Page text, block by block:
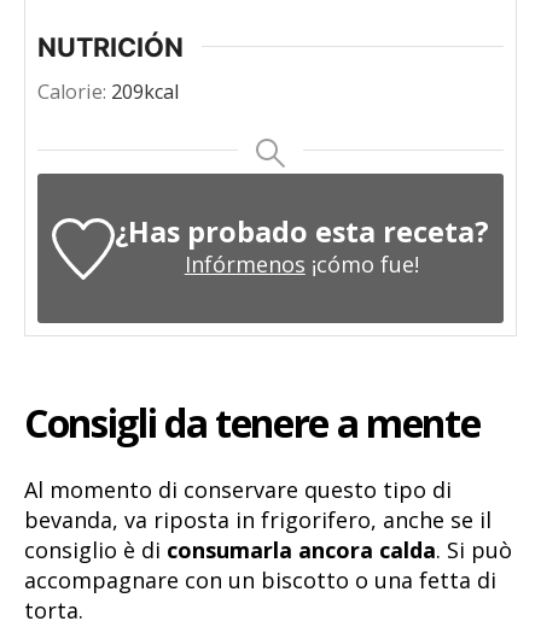
NUTRICIÓN
Calorie: 209kcal
¿Has probado esta receta?
Infórmenos ¡cómo fue!
Consigli da tenere a mente
Al momento di conservare questo tipo di
bevanda, va riposta in frigorifero, anche se il
consiglio è di consumarla ancora calda. Si può
accompagnare con un biscotto o una fetta di
torta.